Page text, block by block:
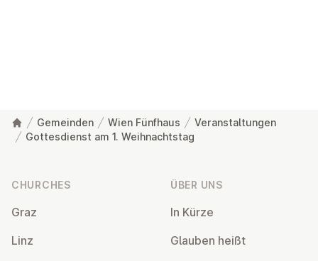
Gemeinden Wien Fünfhaus
Veranstaltungen
Gottesdienst am 1. Weihnachtstag
CHURCHES
Graz
Linz
ÜBER UNS
In Kürze
Glauben heißt